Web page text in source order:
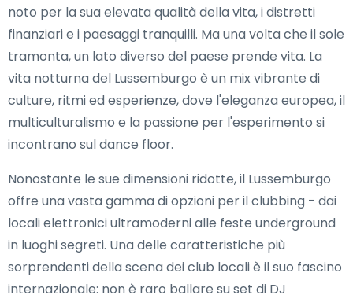
noto per la sua elevata qualità della vita, i distretti
finanziari e i paesaggi tranquilli. Ma una volta che il sole
tramonta, un lato diverso del paese prende vita. La
vita notturna del Lussemburgo è un mix vibrante di
culture, ritmi ed esperienze, dove l'eleganza europea, il
multiculturalismo e la passione per l'esperimento si
incontrano sul dance floor.
Nonostante le sue dimensioni ridotte, il Lussemburgo
offre una vasta gamma di opzioni per il clubbing - dai
locali elettronici ultramoderni alle feste underground
in luoghi segreti. Una delle caratteristiche più
sorprendenti della scena dei club locali è il suo fascino
internazionale: non è raro ballare su set di DJ